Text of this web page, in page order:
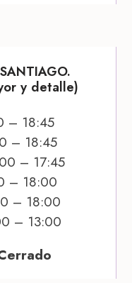
y detalle)
– 18:45
– 18:45
– 17:45
– 18:00
– 18:00
– 13:00